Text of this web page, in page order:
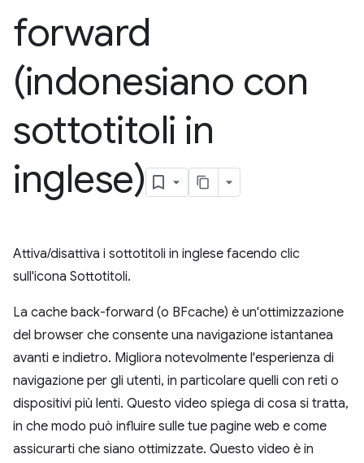
forward
(indonesiano con
sottotitoli in
inglese)
Attiva/disattiva i sottotitoli in inglese facendo clic
sull'icona Sottotitoli.
La cache back-forward (o BFcache) è un'ottimizzazione
del browser che consente una navigazione istantanea
avanti e indietro. Migliora notevolmente l'esperienza di
navigazione per gli utenti, in particolare quelli con reti o
dispositivi più lenti. Questo video spiega di cosa si tratta,
in che modo può influire sulle tue pagine web e come
assicurarti che siano ottimizzate. Questo video è in